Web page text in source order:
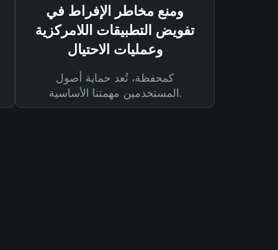
ومنع مخاطر الإفراط في
تفويض التطبيقات اللامركزية
وعمليات الاحتيال
كمحفظة، تُعد حماية أصول
المستخدمين مهمتنا الأساسية.